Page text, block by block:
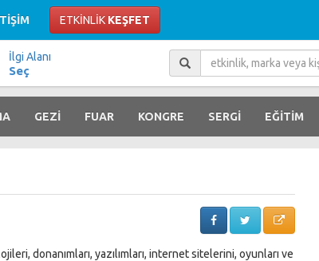
ETKİNLİK KEŞFET
İlgi Alanı
Seç
GEZİ FUAR KONGRE SERGİ EĞİTİM
donanımları, yazılımları, internet sitelerini, oyunları ve